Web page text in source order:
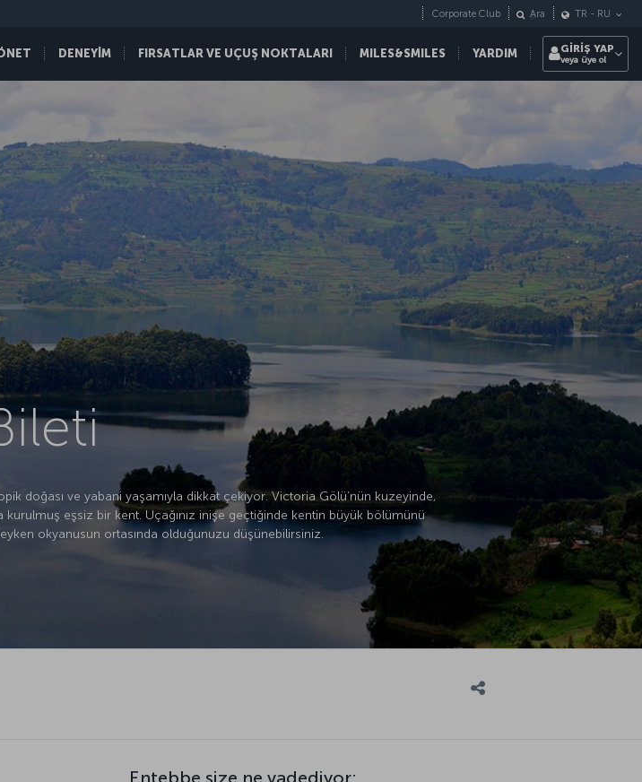
DENEYİM FIRSATLAR VE UÇUŞ NOKTALARI MILES&SMILES YARDIM
Corporate Club Ara TR - RU
GİRİŞ YAP
veya üye ol
doğası ve yabani yaşamıyla dikkat çekiyor. Victoria Gölü’nün kuzeyinde,
kurulmuş eşsiz bir kent. Uçağınız inişe geçtiğinde kentin büyük bölümünü
okyanusun ortasında olduğunuzu düşünebilirsiniz.
Entebbe size ne vadediyor: